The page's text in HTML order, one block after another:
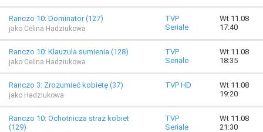
Ranczo 10: Dominator (127)
jako Celina Hadziukowa
TVP
Seriale
Wt 11.08
17:40
Ranczo 10: Klauzula sumienia (128)
jako Celina Hadziukowa
TVP
Seriale
Wt 11.08
18:35
Ranczo 3: Zrozumieć kobietę (37)
jako Hadziukowa
TVP HD
Wt 11.08
19:20
Ranczo 10: Ochotnicza straż kobiet
(129)
TVP
Seriale
Wt 11.08
21:30